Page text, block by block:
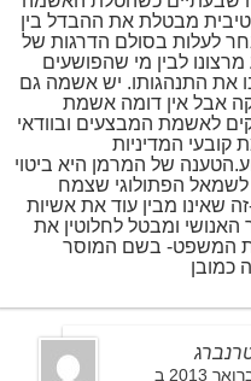
מבטלת את ההבדל בין
לעלות בסולם הדרגות של
לבין מי שהפושעים
את התנהגותו. יש אשמה גם
אבל אין דומה אשמת
לאשמת המבצעים ובוודאי
קובעי המדיניות
של המרמן היא ביטוי
הפתולוגי שצמח
שאינו מבין עוד את אשיות
האנושי ומבטל לחלוטין את
המשפט- בשם המוסר
כמובן
15 בפברואר 2013 ב